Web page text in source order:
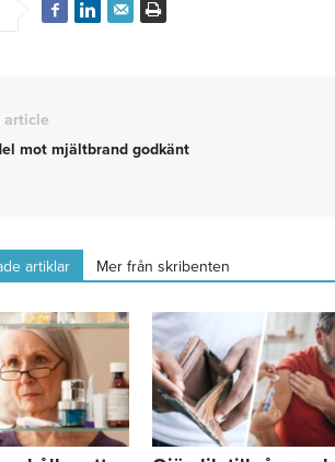
article
mot mjältbrand godkänt
artiklar Mer från skribenten